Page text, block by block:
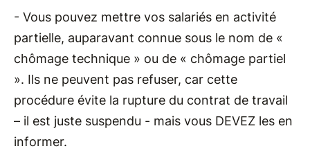
- Vous pouvez mettre vos salariés en activité
partielle, auparavant connue sous le nom de «
chômage technique » ou de « chômage partiel
». Ils ne peuvent pas refuser, car cette
procédure évite la rupture du contrat de travail
– il est juste suspendu - mais vous DEVEZ les en
informer.